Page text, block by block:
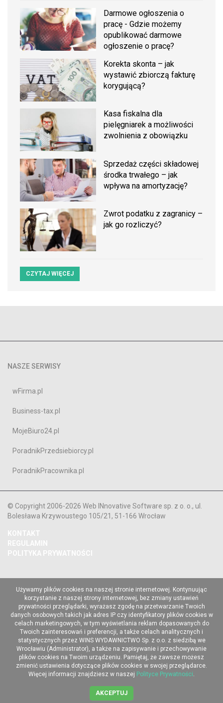
Darmowe ogłoszenia o
pracę - Gdzie możemy
opublikować darmowe
ogłoszenie o pracę?
Korekta skonta – jak
wystawić zbiorczą fakturę
korygującą?
Kasa fiskalna dla
pielęgniarek a możliwości
zwolnienia z obowiązku
Sprzedaż części składowej
środka trwałego – jak
wpływa na amortyzację?
Zwrot podatku z zagranicy –
jak go rozliczyć?
CZYTAJ WIĘCEJ
NASZE SERWISY
wFirma.pl
Business-tax.pl
MojeBiuro24.pl
PoradnikPrzedsiebiorcy.pl
PoradnikPracownika.pl
© Copyright 2006-2026 Web INnovative Software sp. z o. o., ul.
Bolesława Krzywoustego 105/21, 51-166 Wrocław
KONTAKT
REGULAMIN
POLITYKA PRYWATNOŚCI
Używamy plików cookies na naszej stronie internetowej. Kontynuując
korzystanie z naszej strony internetowej, bez zmiany ustawień
prywatności przeglądarki, wyrażasz zgodę na przetwarzanie Twoich
danych osobowych takich jak adres IP czy identyfikatory plików cookies w
celach marketingowych, w tym wyświetlania reklam dopasowanych do
Twoich zainteresowań i preferencji, a także celach analitycznych i
statystycznych przez WINS WYDAWNICTWO Sp. z o.o. z siedzibą we
Wrocławiu (Administrator), a także na zapisywanie i przechowywanie
plików cookies na Twoim urządzeniu. Pamiętaj, że zawsze możesz
zmienić ustawienia dotyczące plików cookies w swojej przeglądarce.
Więcej informacji znajdziesz w naszej Polityce Prywatności.
AKCEPTUJ